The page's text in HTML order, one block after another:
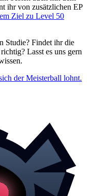
ihr von zusätzlichen EP
Ziel zu Level 50
Studie? Findet ihr die
Lasst es uns gern
der Meisterball lohnt.